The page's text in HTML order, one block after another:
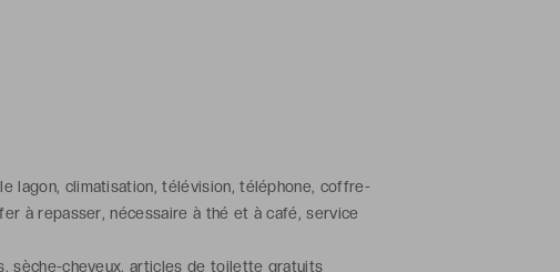
lagon, climatisation, télévision, téléphone, coffre-
à repasser, nécessaire à thé et à café, service
sèche-cheveux, articles de toilette gratuits